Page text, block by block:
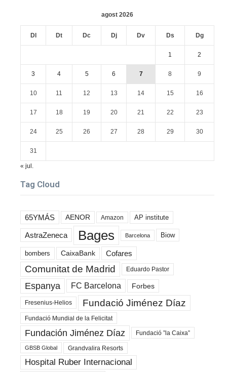
agost 2026
Dl Dt Dc Dj Dv Ds Dg
1 2
3 4 5 6 7 8 9
10 11 12 13 14 15 16
17 18 19 20 21 22 23
24 25 26 27 28 29 30
31
« jul.
Tag Cloud
65YMÁS AENOR Amazon AP institute
AstraZeneca Bages Barcelona Biow
bombers CaixaBank Cofares
Comunitat de Madrid Eduardo Pastor
Espanya FC Barcelona Forbes
Fresenius-Helios Fundació Jiménez Díaz
Fundació Mundial de la Felicitat
Fundación Jiménez Díaz Fundació ”la Caixa”
GBSB Global Grandvalira Resorts
Hospital Ruber Internacional